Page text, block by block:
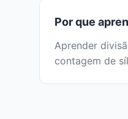
Por que
Aprender
contagem de